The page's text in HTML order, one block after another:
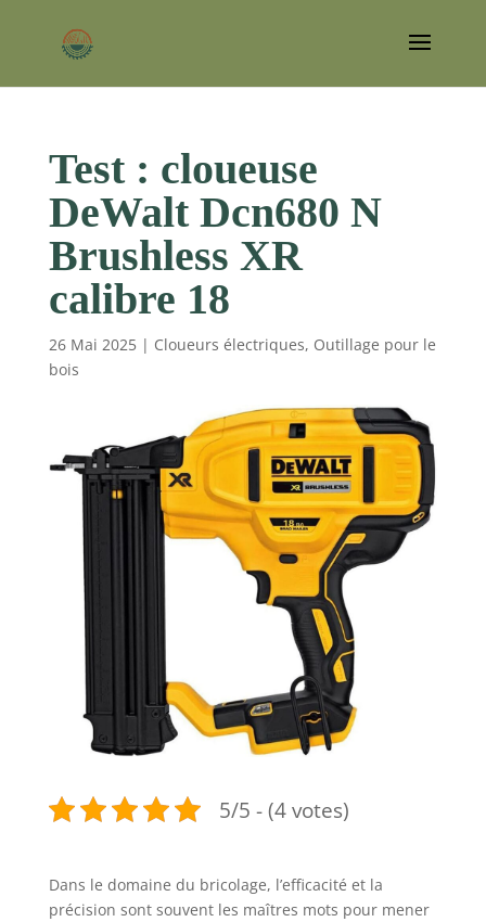
Test : cloueuse
DeWalt Dcn680 N
Brushless XR
calibre 18
26 Mai 2025| Cloueurs électriques, Outillage pour le
bois
5/5 - (4 votes)
Dans le domaine du bricolage, l’efficacité et la
précision sont souvent les maîtres mots pour mener